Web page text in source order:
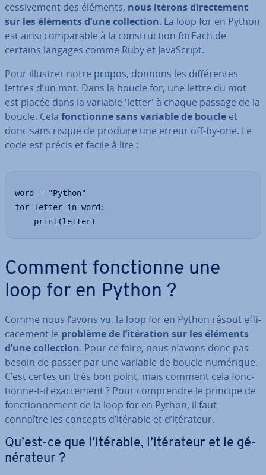
ces­si­ve­ment des éléments, nous itérons di­rec­te­ment
sur les éléments d’une col­lec­tion. La loop for en Python
est ainsi com­pa­rable à la cons­truc­tion forEach de
certains langages comme Ruby et Ja­vaS­cript.
Pour illustrer notre propos, donnons les dif­fé­rentes
lettres d’un mot. Dans la boucle for, une lettre du mot
est placée dans la variable 'letter' à chaque passage de la
boucle. Cela fonc­tionne sans variable de boucle et
donc sans risque de produire une erreur off-by-one. Le
code est précis et facile à lire :
word = "Python"
for letter in word:
    print(letter)
Comment fonc­tionne une
loop for en Python ?
Comme nous l’avons vu, la loop for en Python résout ef­fi­
ca­ce­ment le problème de l’itération sur les éléments
d’une col­lec­tion. Pour ce faire, nous n’avons donc pas
besoin de passer par une variable de boucle numérique.
C’est certes un très bon point, mais comment cela fonc­
tionne-t-il exac­te­ment ? Pour com­prendre le principe de
fonc­tion­ne­ment de la loop for en Python, il faut
connaître les concepts d’itérable et d’itérateur.
Qu’est-ce que l’itérable, l’itérateur et le gé­
né­ra­teur ?